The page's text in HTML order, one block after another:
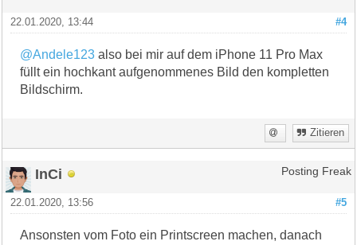
#4
22.01.2020, 13:44
@Andele123 also bei mir auf dem iPhone 11 Pro Max
füllt ein hochkant aufgenommenes Bild den kompletten
Bildschirm.
Zitieren
InCi Posting Freak
#5
22.01.2020, 13:56
Ansonsten vom Foto ein Printscreen machen, danach